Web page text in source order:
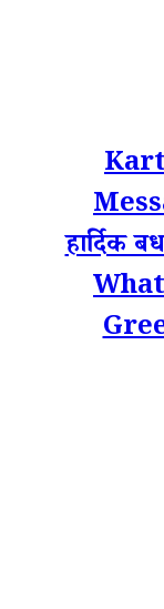
हार्दिक